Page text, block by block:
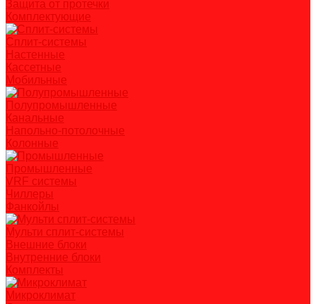
Защита от протечки
Комплектующие
Сплит-системы
Настенные
Кассетные
Мобильные
Полупромышленные
Канальные
Напольно-потолочные
Колонные
Промышленные
VRF системы
Чиллеры
Фанкойлы
Мульти сплит-системы
Внешние блоки
Внутренние блоки
Комплекты
Микроклимат